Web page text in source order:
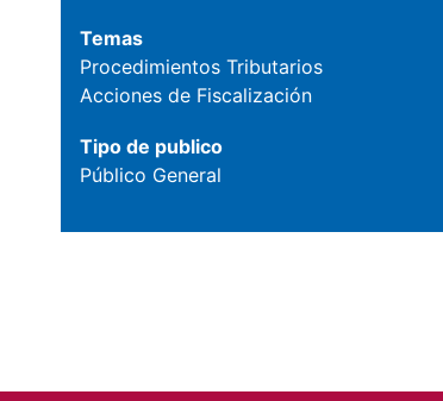
Temas
Procedimientos Tributarios
Acciones de Fiscalización
Tipo de publico
Público General